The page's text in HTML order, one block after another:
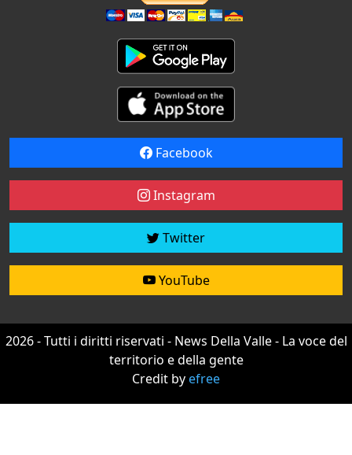
Facebook
Instagram
Twitter
YouTube
2026 - Tutti i diritti riservati - News Della Valle - La voce del
territorio e della gente
Credit byefree